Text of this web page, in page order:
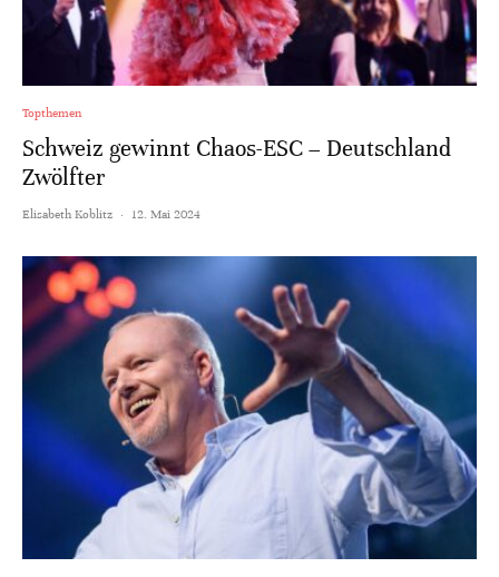
Topthemen
Schweiz gewinnt Chaos-ESC – Deutschland
Zwölfter
Elisabeth Koblitz · 12. Mai 2024